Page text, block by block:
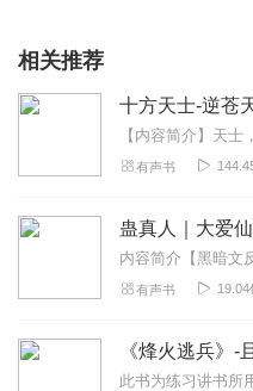
相关推荐
十方天士-逆苍
有声书
有声书 19.04
《烽火逃兵》-